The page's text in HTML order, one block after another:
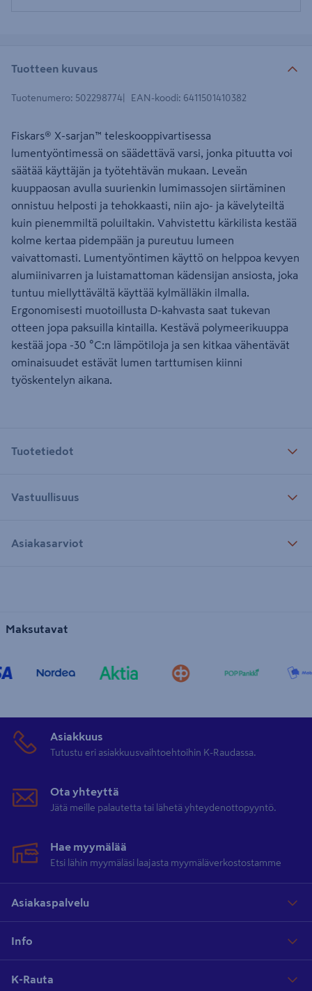
Tuotteen kuvaus
Tuotenumero: 502298774 EAN-koodi: 6411501410382
Fiskars® X-sarjan™ teleskooppivartisessa
lumentyöntimessä on säädettävä varsi, jonka pituutta voi
säätää käyttäjän ja työtehtävän mukaan. Leveän
kuuppaosan avulla suurienkin lumimassojen siirtäminen
onnistuu helposti ja tehokkaasti, niin ajo- ja kävelyteiltä
kuin pienemmiltä poluiltakin. Vahvistettu kärkilista kestää
kolme kertaa pidempään ja pureutuu lumeen
vaivattomasti. Lumentyöntimen käyttö on helppoa kevyen
alumiinivarren ja luistamattoman kädensijan ansiosta, joka
tuntuu miellyttävältä käyttää kylmälläkin ilmalla.
Ergonomisesti muotoillusta D-kahvasta saat tukevan
otteen jopa paksuilla kintailla. Kestävä polymeerikuuppa
kestää jopa -30 °C:n lämpötiloja ja sen kitkaa vähentävät
ominaisuudet estävät lumen tarttumisen kiinni
työskentelyn aikana.
Tuotetiedot
Vastuullisuus
Asiakasarviot
Maksutavat
Asiakkuus
Tutustu eri asiakkuusvaihtoehtoihin K-Raudassa.
Ota yhteyttä
Jätä meille palautetta tai lähetä yhteydenottopyyntö.
Hae myymälää
Etsi lähin myymäläsi laajasta myymäläverkostostamme
Asiakaspalvelu
Info
K-Rauta